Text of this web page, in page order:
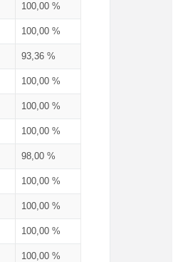
100,00 %
100,00 %
93,36 %
100,00 %
100,00 %
100,00 %
98,00 %
100,00 %
100,00 %
100,00 %
100,00 %